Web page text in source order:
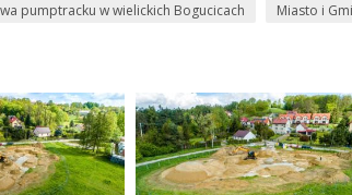
pumptracku w wielickich Bogucicach Miasto i